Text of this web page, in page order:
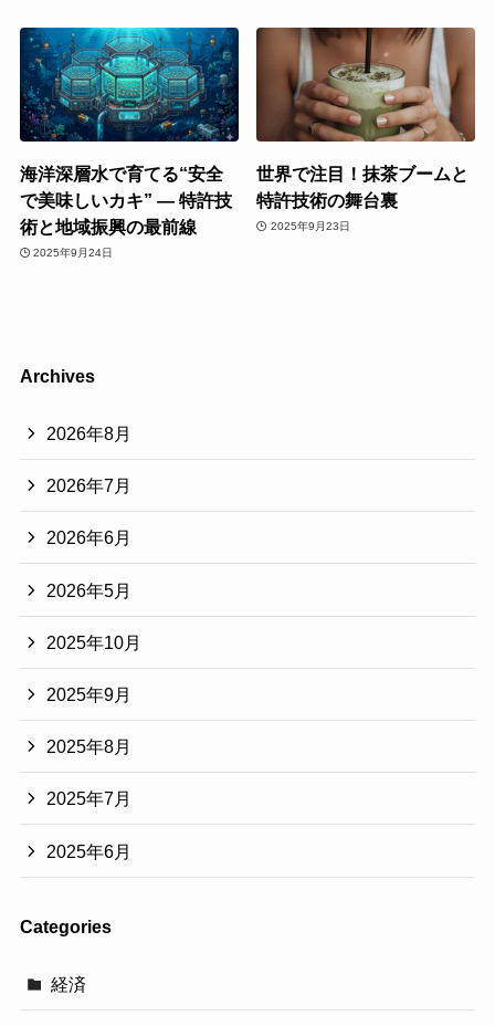
海洋深層水で育てる“安全
で美味しいカキ” ― 特許技
術と地域振興の最前線
2025年9月24日
世界で注目！抹茶ブームと
特許技術の舞台裏
2025年9月23日
Archives
2026年8月
2026年7月
2026年6月
2026年5月
2025年10月
2025年9月
2025年8月
2025年7月
2025年6月
Categories
経済